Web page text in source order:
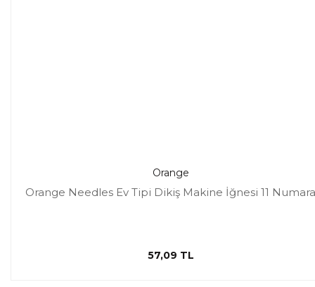
Orange
Orange Needles Ev Tipi Dikiş Makine İğnesi 11 Numara
57,09 TL